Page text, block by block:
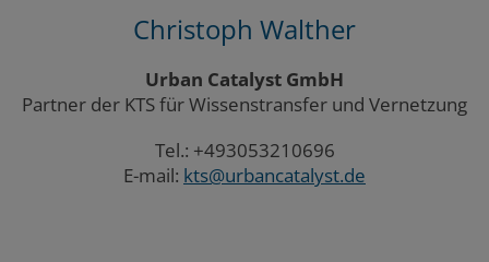
Christoph Walther
Urban Catalyst GmbH
Partner der KTS für Wissenstransfer und Vernetzung
Tel.: +493053210696
E-mail: kts@urbancatalyst.de